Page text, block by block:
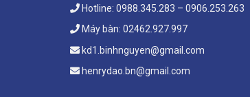
Hotline: 0988.345.283 – 0906.253.263
Máy bàn: 02462.927.997
kd1.binhnguyen@gmail.com
henrydao.bn@gmail.com